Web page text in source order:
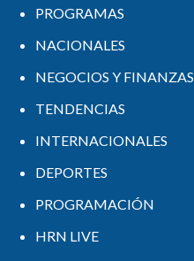
PROGRAMAS
NACIONALES
NEGOCIOS Y FINANZAS
TENDENCIAS
INTERNACIONALES
DEPORTES
PROGRAMACIÓN
HRN LIVE